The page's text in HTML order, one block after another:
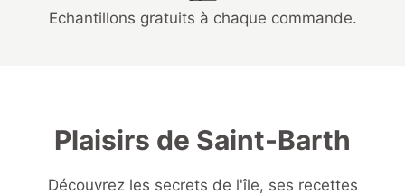
Echantillons gratuits à chaque commande.
Plaisirs de Saint-Barth
Découvrez les secrets de l'île, ses recettes